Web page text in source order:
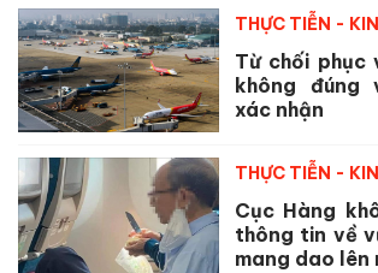
THỰC TIỄN -
Từ chối phục
không đúng
xác nhận
THỰC TIỄN -
Cục Hàng
thông tin về
mang dao lên